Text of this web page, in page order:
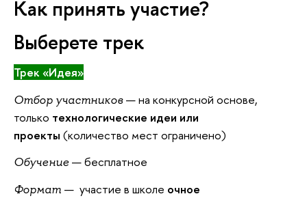
Как принять участие?
Выберете трек
Трек «Идея»
Отбор участников— на конкурсной основе,
только технологические идеи или
проекты (количество мест ограничено)
Обучение— бесплатное
Формат — участие в школе очное